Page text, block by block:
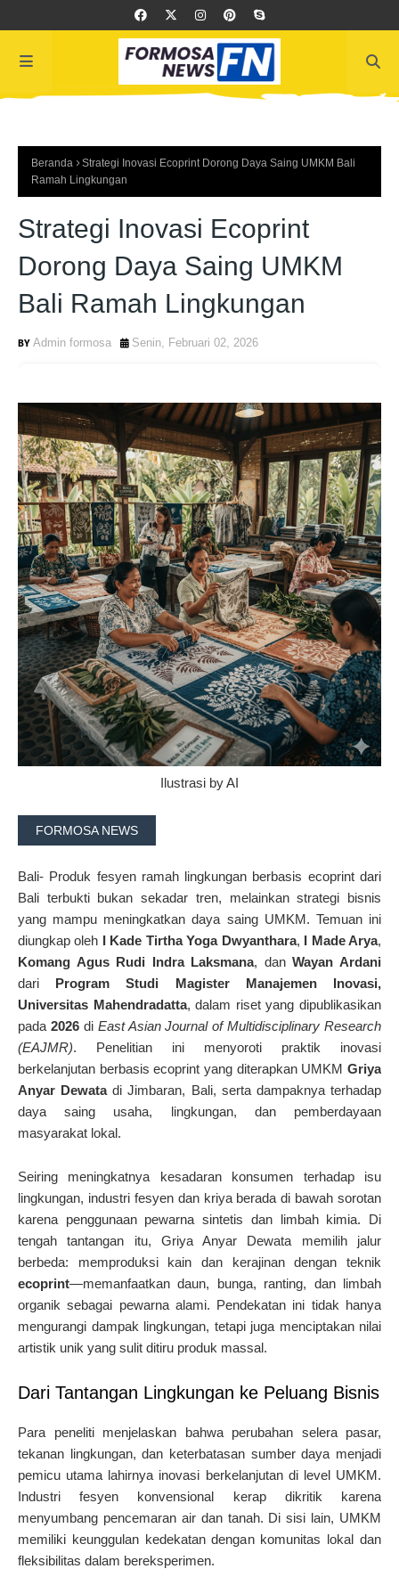
Beranda
Strategi Inovasi Ecoprint Dorong Daya Saing UMKM Bali
Ramah Lingkungan
Strategi Inovasi Ecoprint
Dorong Daya Saing UMKM
Bali Ramah Lingkungan
Admin formosa Senin, Februari 02, 2026
Ilustrasi by AI
FORMOSA NEWS
Bali- Produk fesyen ramah lingkungan berbasis ecoprint dari
Bali terbukti bukan sekadar tren, melainkan strategi bisnis
yang mampu meningkatkan daya saing UMKM. Temuan ini
diungkap oleh I Kade Tirtha Yoga Dwyanthara, I Made Arya,
Komang Agus Rudi Indra Laksmana, danWayan Ardani
dari Program Studi Magister Manajemen Inovasi,
Universitas Mahendradatta, dalam riset yang dipublikasikan
pada 2026di East Asian Journal of Multidisciplinary Research
(EAJMR). Penelitian ini menyoroti praktik inovasi
berkelanjutan berbasis ecoprint yang diterapkan UMKM Griya
Anyar Dewatadi Jimbaran, Bali, serta dampaknya terhadap
daya saing usaha, lingkungan, dan pemberdayaan
masyarakat lokal.
Seiring meningkatnya kesadaran konsumen terhadap isu
lingkungan, industri fesyen dan kriya berada di bawah sorotan
karena penggunaan pewarna sintetis dan limbah kimia. Di
tengah tantangan itu, Griya Anyar Dewata memilih jalur
berbeda: memproduksi kain dan kerajinan dengan teknik
ecoprint—memanfaatkan daun, bunga, ranting, dan limbah
organik sebagai pewarna alami. Pendekatan ini tidak hanya
mengurangi dampak lingkungan, tetapi juga menciptakan nilai
artistik unik yang sulit ditiru produk massal.
Dari Tantangan Lingkungan ke Peluang Bisnis
Para peneliti menjelaskan bahwa perubahan selera pasar,
tekanan lingkungan, dan keterbatasan sumber daya menjadi
pemicu utama lahirnya inovasi berkelanjutan di level UMKM.
Industri fesyen konvensional kerap dikritik karena
menyumbang pencemaran air dan tanah. Di sisi lain, UMKM
memiliki keunggulan kedekatan dengan komunitas lokal dan
fleksibilitas dalam bereksperimen.